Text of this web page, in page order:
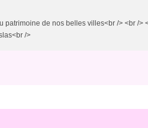
patrimoine de nos belles villes<br /> <br />
/>